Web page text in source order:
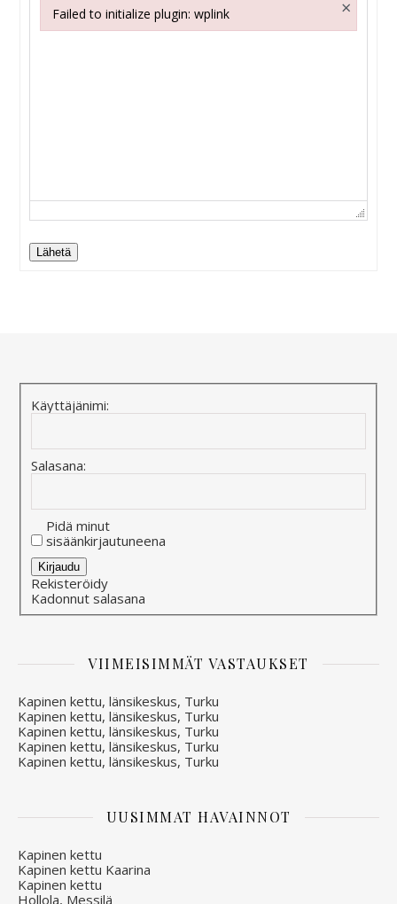
Lähetä
Käyttäjänimi:
Salasana:
Pidä minut
sisäänkirjautuneena
Alternative:
Kirjaudu
Rekisteröidy
Kadonnut salasana
VIIMEISIMMÄT VASTAUKSET
Kapinen kettu, länsikeskus, Turku
Kapinen kettu, länsikeskus, Turku
Kapinen kettu, länsikeskus, Turku
Kapinen kettu, länsikeskus, Turku
Kapinen kettu, länsikeskus, Turku
UUSIMMAT HAVAINNOT
Kapinen kettu
Kapinen kettu Kaarina
Kapinen kettu
Hollola, Messilä
Failed to initialize plugin: wplink ×
Failed to initialize plugin: wplink